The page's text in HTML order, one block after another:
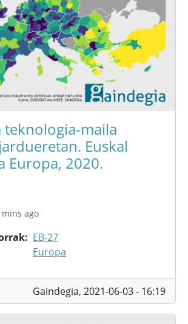
teknologia-maila
Euskal
Europa, 2020.
ago
EB-27
Europa
Gaindegia, 2021-06-03 - 16:19